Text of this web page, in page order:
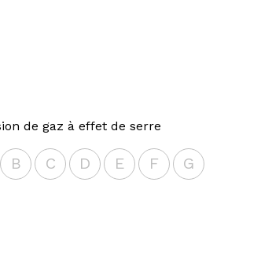
de gaz à effet de serre
B C D E F G